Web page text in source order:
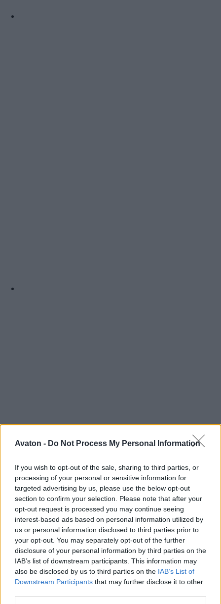
Avaton - Do Not Process My Personal Information
If you wish to opt-out of the sale, sharing to third parties, or
processing of your personal or sensitive information for
targeted advertising by us, please use the below opt-out
section to confirm your selection. Please note that after your
opt-out request is processed you may continue seeing
interest-based ads based on personal information utilized by
us or personal information disclosed to third parties prior to
your opt-out. You may separately opt-out of the further
disclosure of your personal information by third parties on the
IAB’s list of downstream participants. This information may
also be disclosed by us to third parties on the IAB’s List of
Downstream Participants that may further disclose it to other